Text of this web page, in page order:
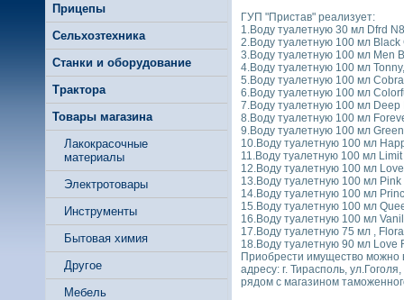
Прицепы
Сельхозтехника
Станки и оборудование
Трактора
Товары магазина
Лакокрасочные
материалы
Электротовары
Инструменты
Бытовая химия
Другое
Мебель
ГУП "Пристав" реализует:
1.Воду туалетную 30 мл Dfrd
2.Воду туалетную 100 мл Black
3.Воду туалетную 100 мл Men
4.Воду туалетную 100 мл
5.Воду туалетную 100 мл
6.Воду туалетную 100 мл
7.Воду туалетную 100 мл Deep
8.Воду туалетную 100 мл
9.Воду туалетную 100 мл
10.Воду туалетную 100 мл
11.Воду туалетную 100 мл
12.Воду туалетную 100 мл
13.Воду туалетную 100 мл
14.Воду туалетную 100 мл
15.Воду туалетную 100 мл
16.Воду туалетную 100 мл
17.Воду туалетную 75 мл ,
18.Воду туалетную 90 мл Love
Приобрести имущество можно
адресу: г. Тирасполь,
рядом с магазином